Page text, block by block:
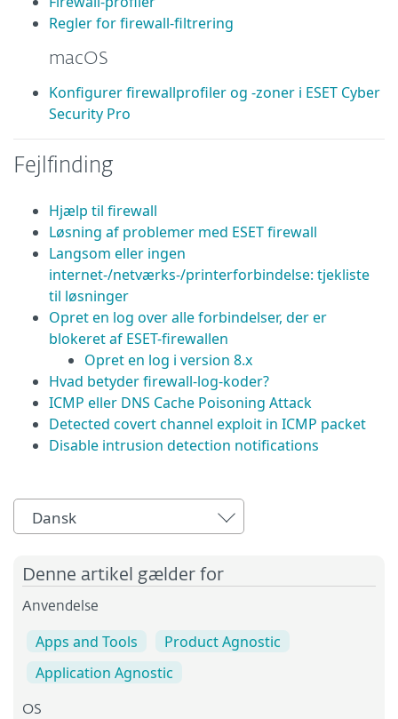
Regler for firewall-filtrering
macOS
Konfigurer firewallprofiler og -zoner i ESET Cyber
Security Pro
Fejlfinding
Hjælp til firewall
Løsning af problemer med ESET firewall
Langsom eller ingen
internet-/netværks-/printerforbindelse: tjekliste
til løsninger
Opret en log over alle forbindelser, der er
blokeret af ESET-firewallen
Opret en log i version 8.x
Hvad betyder firewall-log-koder?
ICMP eller DNS Cache Poisoning Attack
Detected covert channel exploit in ICMP packet
Disable intrusion detection notifications
Dansk
Denne artikel gælder for
Anvendelse
Apps and Tools
Product Agnostic
Application Agnostic
OS